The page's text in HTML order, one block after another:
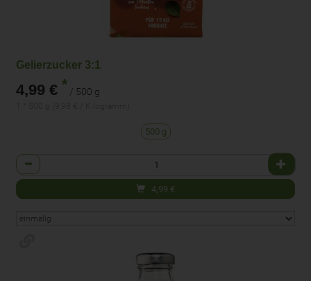
Gelierzucker 3:1
4,99 € * / 500 g
500 g
Anzahl
4,99 €